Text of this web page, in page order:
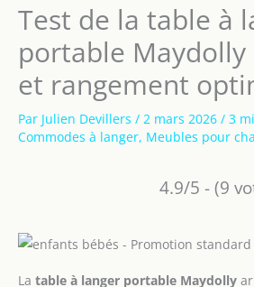
Test de la table à
portable
et rangement
Par Julien Devillers / 2 mars 2026 / 3
Commodes à langer, Meubles pour
4.9/5 - (9
La table à langer portable Maydolly